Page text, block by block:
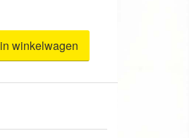
in winkelwagen